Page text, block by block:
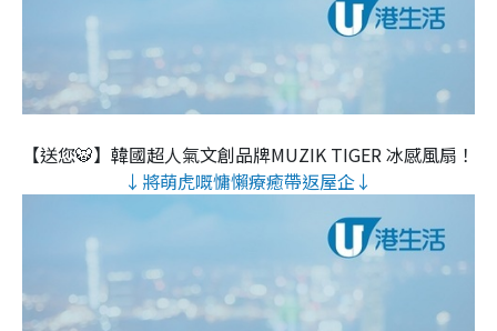
【送您🐯】韓國超人氣文創品牌MUZIK TIGER 冰感風扇！
↓將萌虎嘅慵懶療癒帶返屋企↓